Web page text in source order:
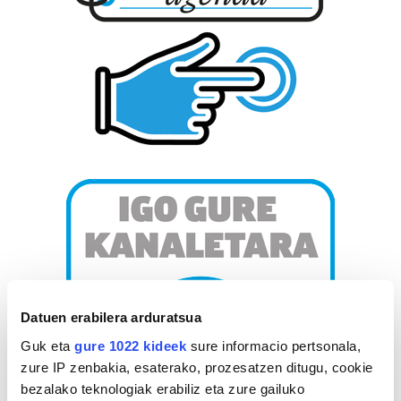
Datuen erabilera arduratsua
Guk eta gure 1022 kideek sure informacio pertsonala,
zure IP zenbakia, esaterako, prozesatzen ditugu, cookie
bezalako teknologiak erabiliz eta zure gailuko